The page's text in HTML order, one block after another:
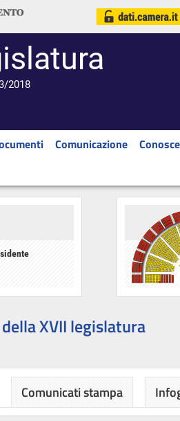
2018
Comunicazione
XVII legislatura
Comunicati stampa